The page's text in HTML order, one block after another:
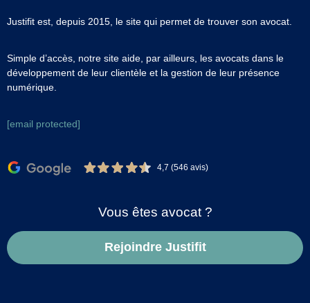
Justifit est, depuis 2015, le site qui permet de trouver son avocat.
Simple d’accès, notre site aide, par ailleurs, les avocats dans le
développement de leur clientèle et la gestion de leur présence
numérique.
[email protected]
4,7 (546 avis)
Vous êtes avocat ?
Rejoindre Justifit